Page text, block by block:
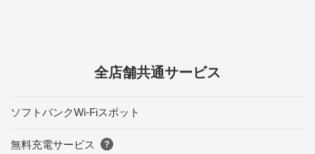
全店舗共通サービス
ソフトバンクWi-Fiスポット
無料充電サービス